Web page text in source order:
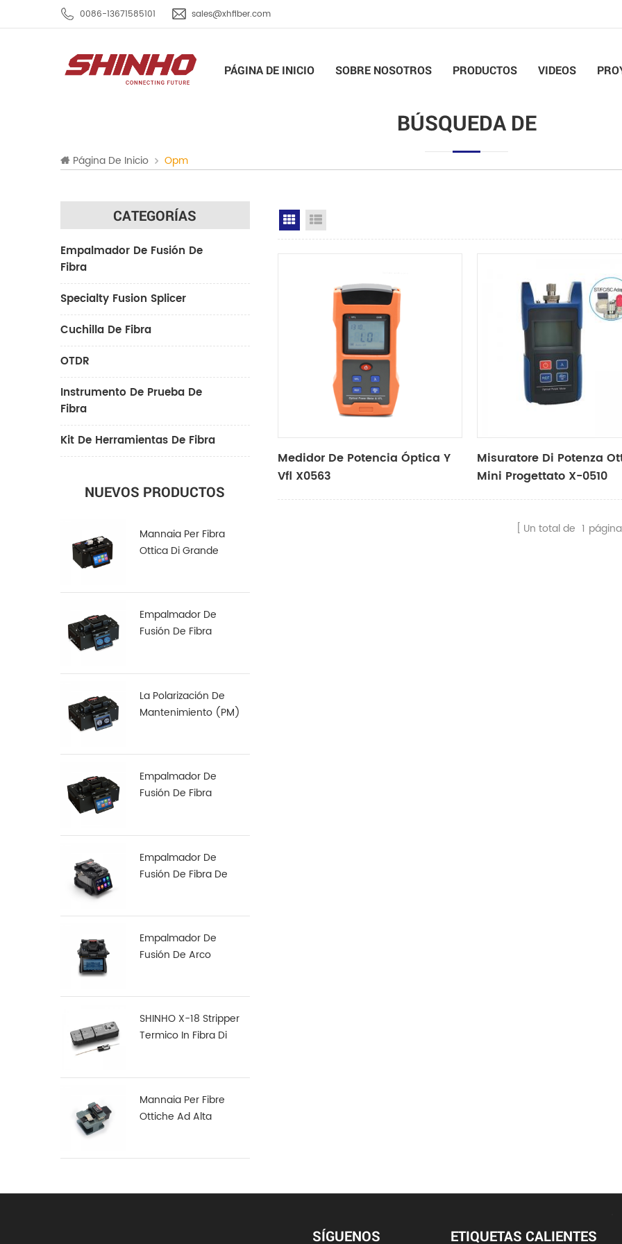
0086-13671585101 sales@xhfiber.com
PÁGINA DE INICIO SOBRE NOSOTROS PRODUCTOS VIDEOS
BÚSQUEDA DE
Página De Inicio Opm
CATEGORÍAS
Empalmador De Fusión De
Fibra
Specialty Fusion Splicer
Cuchilla De Fibra
OTDR
Instrumento De Prueba De
Fibra
Kit De Herramientas De Fibra
NUEVOS PRODUCTOS
Mannaia Per Fibra
Ottica Di Grande
Empalmador De
Fusión De Fibra
La Polarización De
Mantenimiento (PM)
Empalmador De
Fusión De Fibra
Empalmador De
Fusión De Fibra De
Empalmador De
Fusión De Arco
SHINHO X-18 Stripper
Termico In Fibra Di
Mannaia Per Fibre
Ottiche Ad Alta
Grid View
Medidor De Potencia Óptica Y
Vfl X0563
Misuratore Di Potenza
Mini Progettato X-0510
Un total de 1
SÍGUENOS ETIQUETAS CALIENTES